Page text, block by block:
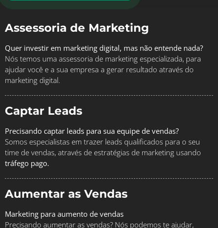
Assessoria de Marketing
Quer investir em marketing digital, mas não entende nada?
Nós temos uma assessoria de marketing especializada, para
ajudar você e a sua empresa a gerar resultado através do
marketing digital.
Captar Leads
Precisando captar leads para sua equipe de vendas?
Somos especialistas em trazer leads qualificados para o seu
time de vendas, através de estratégias de marketing usando
tráfego pago.
Aumentar as Vendas
Marketing para aumento de vendas
Precisando aumentar as vendas? Nós podemos te ajudar,